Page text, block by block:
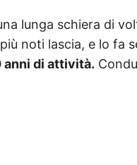
lunga schiera di
noti lascia, e lo fa
anni di attività.